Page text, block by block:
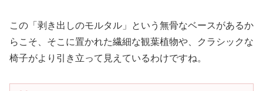
この「剥き出しのモルタル」という無骨なベースがあるか
らこそ、そこに置かれた繊細な観葉植物や、クラシックな
椅子がより引き立って見えているわけですね。